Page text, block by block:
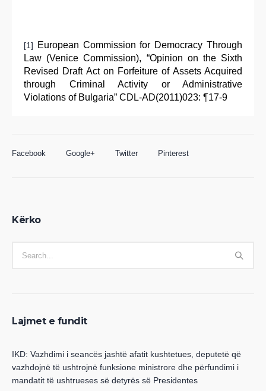
[1] European Commission for Democracy Through
Law (Venice Commission), “Opinion on the Sixth
Revised Draft Act on Forfeiture of Assets Acquired
through Criminal Activity or Administrative
Violations of Bulgaria” CDL-AD(2011)023: ¶17-9
Facebook Google+ Twitter Pinterest
Kërko
Lajmet e fundit
IKD: Vazhdimi i seancës jashtë afatit kushtetues, deputetë që
vazhdojnë të ushtrojnë funksione ministrore dhe përfundimi i
mandatit të ushtrueses së detyrës së Presidentes